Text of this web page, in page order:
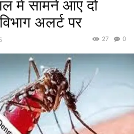
में सामने आए दो
अलर्ट पर
0
27